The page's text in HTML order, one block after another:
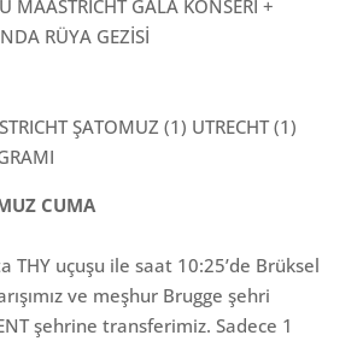
MAASTRICHT GALA KONSERİ +
RÜYA GEZİSİ
ŞATOMUZ (1) UTRECHT (1)
CUMA
THY uçuşu ile saat 10:25’de Brüksel
ve meşhur Brugge şehri
şehrine transferimiz. Sadece 1